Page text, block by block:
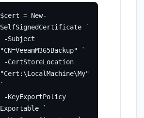
$cert = New-
SelfSignedCertificate `
"CN=VeeamM365Backup" `
"Cert:\LocalMachine\My"
`
Exportable `